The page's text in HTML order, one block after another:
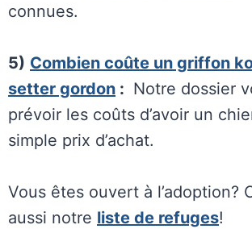
connues.
5) Combien coûte un griffon
setter gordon : Notre dossier
prévoir les coûts d’avoir un
simple prix d’achat.
Vous êtes ouvert à l’adoption?
aussi notre liste de refuges!